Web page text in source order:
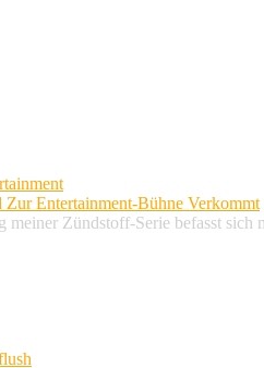
Entertainment-Bühne Verkommt
meiner Zündstoff-Serie befasst